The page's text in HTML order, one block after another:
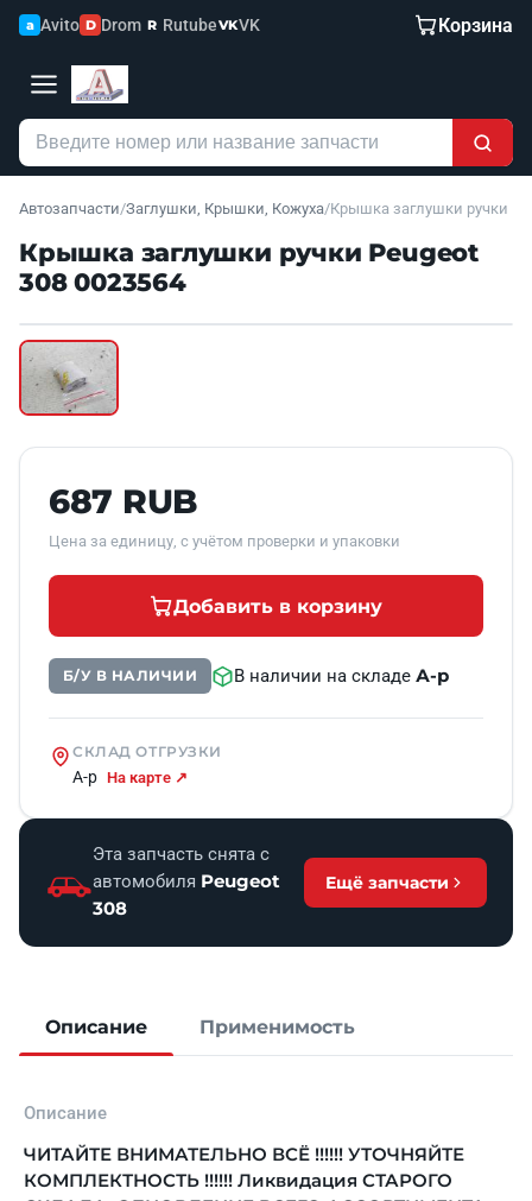
a Avito D Drom R RutubeVKVK Корзина
Автозапчасти/Заглушки, Крышки, Кожуха/Крышка заглушки ручки
Крышка заглушки ручки Peugeot
308 0023564
Б/У В НАЛИЧИИ
687 RUB
Цена за единицу, с учётом проверки и упаковки
Добавить в корзину
Б/У В НАЛИЧИИ В наличии на складеА-р
СКЛАД ОТГРУЗКИ
А-р На карте ↗
Эта запчасть снята с
автомобиля Peugeot
308
Ещё запчасти
Описание Применимость
Описание
ЧИТАЙТЕ ВНИМАТЕЛЬНО ВСЁ !!!!!! УТОЧНЯЙТЕ
КОМПЛЕКТНОСТЬ !!!!!! Ликвидация СТАРОГО